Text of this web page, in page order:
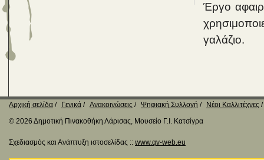
Έργο
γαλάζιο.
Αρχική σελίδα Γενικά Ανακοινώσεις Ψηφιακή Συλλογή
Νέοι Καλλιτέχνες
© 2026 Δημοτική Πινακοθήκη Λάρισας, Μουσείο Γ.Ι. Κατσίγρα
Σχεδιασμός και Ανάπτυξη ιστοσελίδας :: www.qv-web.eu